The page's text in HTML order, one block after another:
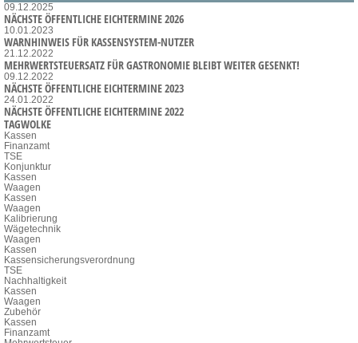
09.12.2025
NÄCHSTE ÖFFENTLICHE EICHTERMINE 2026
10.01.2023
WARNHINWEIS FÜR KASSENSYSTEM-NUTZER
21.12.2022
MEHRWERTSTEUERSATZ FÜR GASTRONOMIE BLEIBT WEITER GESENKT!
09.12.2022
NÄCHSTE ÖFFENTLICHE EICHTERMINE 2023
24.01.2022
NÄCHSTE ÖFFENTLICHE EICHTERMINE 2022
TAGWOLKE
Kassen
Finanzamt
TSE
Konjunktur
Kassen
Waagen
Kassen
Waagen
Kalibrierung
Wägetechnik
Waagen
Kassen
Kassensicherungsverordnung
TSE
Nachhaltigkeit
Kassen
Waagen
Zubehör
Kassen
Finanzamt